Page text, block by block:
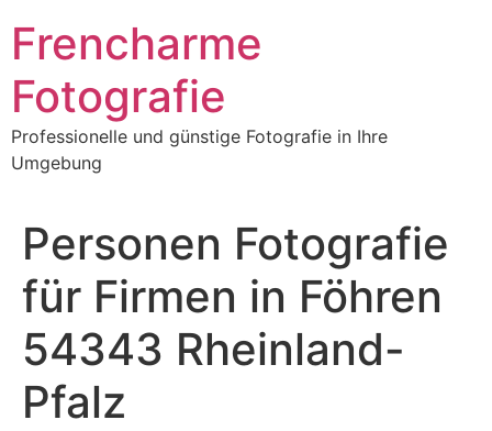
Frencharme
Fotografie
Professionelle und günstige Fotografie in Ihre
Umgebung
Personen Fotografie
für Firmen in Föhren
54343 Rheinland-
Pfalz